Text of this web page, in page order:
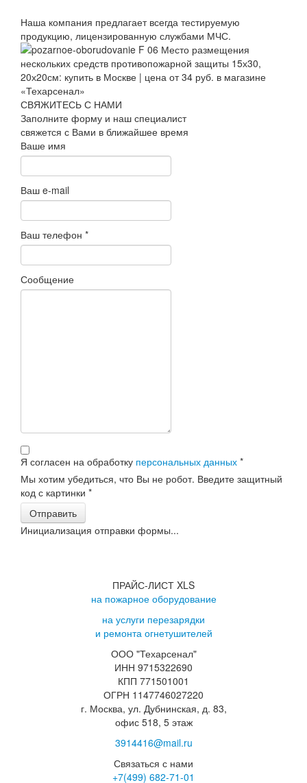
Наша компания предлагает всегда тестируемую
продукцию, лицензированную службами МЧС.
СВЯЖИТЕСЬ С НАМИ
Заполните форму и наш специалист
свяжется с Вами в ближайшее время
Ваше имя
Ваш e-mail
Ваш телефон *
Сообщение
Я согласен на обработку персональных данных *
Мы хотим убедиться, что Вы не робот. Введите защитный
код с картинки *
Отправить
Инициализация отправки формы...
ПРАЙС-ЛИСТ XLS
на пожарное оборудование
на услуги перезарядки
и ремонта огнетушителей
ООО "Техарсенал"
ИНН 9715322690
КПП 771501001
ОГРН 1147746027220
г. Москва, ул. Дубнинская, д. 83,
офис 518, 5 этаж
3914416@mail.ru
Связаться с нами
+7(499) 682-71-01